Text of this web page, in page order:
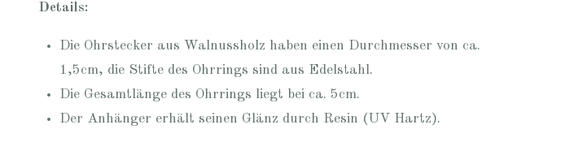
Details:
Die Ohrstecker aus Walnussholz haben einen Durchmesser von ca.
1,5cm, die Stifte des Ohrrings sind aus Edelstahl.
Die Gesamtlänge des Ohrrings liegt bei ca. 5cm.
Der Anhänger erhält seinen Glänz durch Resin (UV Hartz).